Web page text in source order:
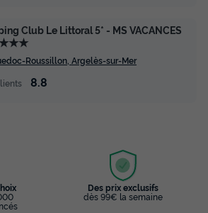
Club Le Littoral 5* - MS VACANCES
Roussillon, Argelès-sur-Mer
8.8
Des prix exclusifs
dès 99€ la semaine